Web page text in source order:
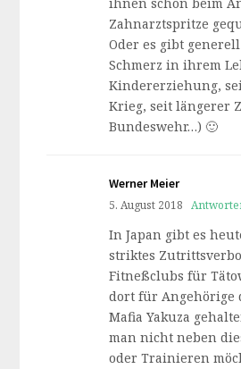
Zahnarztspritze
Oder es gibt
Schmerz in ihrem
Kindererziehung,
Krieg, seit längerer
Bundeswehr…) 🙂
Werner Meier
5. August 2018
In Japan gibt es
striktes
Fitneßclubs für
dort für Angehörige
Mafia Yakuza
man nicht neben
oder Trainieren